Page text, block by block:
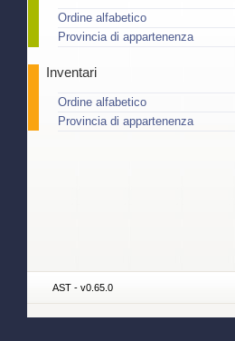
Ordine alfabetico
Provincia di appartenenza
Inventari
Ordine alfabetico
Provincia di appartenenza
AST - v0.65.0